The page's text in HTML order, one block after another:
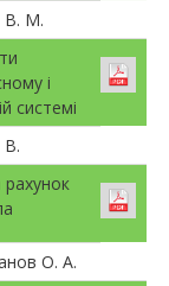
В. М.
і
системі
В.
О. А.